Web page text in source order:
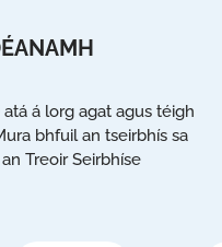
á lorg agat agus téigh
bhfuil an tseirbhís sa
Treoir Seirbhíse